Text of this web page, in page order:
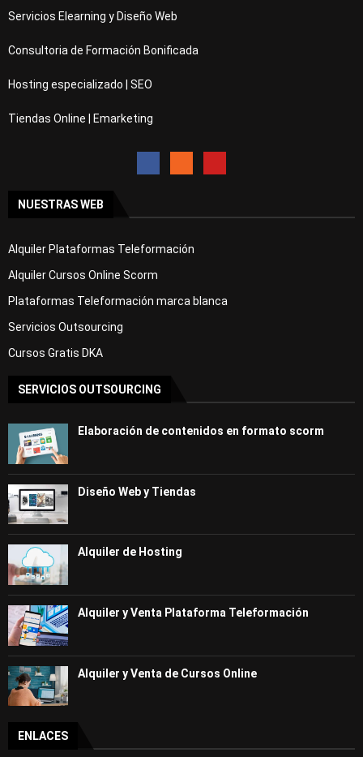
Servicios Elearning y Diseño Web
Consultoria de Formación Bonificada
Hosting especializado | SEO
Tiendas Online | Emarketing
NUESTRAS WEB
Alquiler Plataformas Teleformación
Alquiler Cursos Online Scorm
Plataformas Teleformación marca blanca
Servicios Outsourcing
Cursos Gratis DKA
SERVICIOS OUTSOURCING
Elaboración de contenidos en formato scorm
Diseño Web y Tiendas
Alquiler de Hosting
Alquiler y Venta Plataforma Teleformación
Alquiler y Venta de Cursos Online
ENLACES